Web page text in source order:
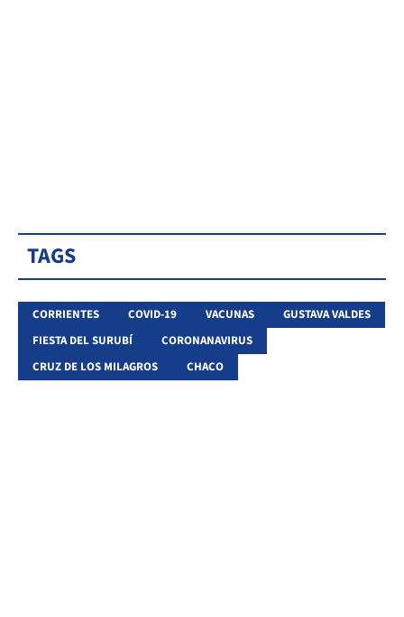
TAGS
CORRIENTES COVID-19 VACUNAS
GUSTAVA VALDES
FIESTA DEL SURUBÍ
CORONANAVIRUS
CRUZ DE LOS MILAGROS
CHACO